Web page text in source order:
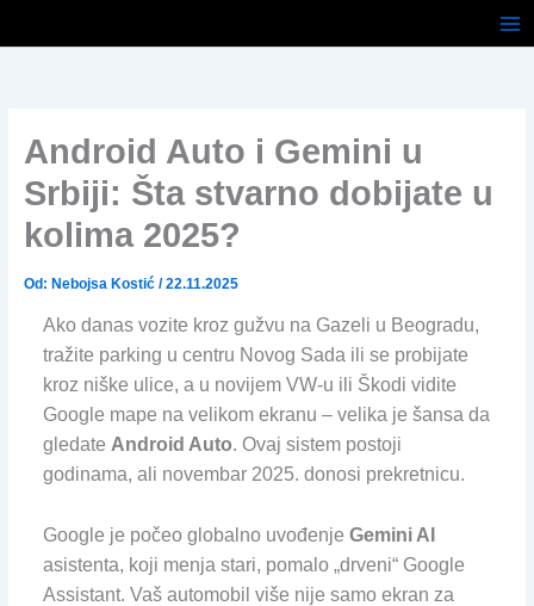
Android Auto i Gemini u
Srbiji: Šta stvarno dobijate u
kolima 2025?
Od: Nebojsa Kostić /22.11.2025
Ako danas vozite kroz gužvu na Gazeli u Beogradu,
tražite parking u centru Novog Sada ili se probijate
kroz niške ulice, a u novijem VW-u ili Škodi vidite
Google mape na velikom ekranu – velika je šansa da
gledate Android Auto. Ovaj sistem postoji
godinama, ali novembar 2025. donosi prekretnicu.
Google je počeo globalno uvođenje Gemini AI
asistenta, koji menja stari, pomalo „drveni“ Google
Assistant. Vaš automobil više nije samo ekran za